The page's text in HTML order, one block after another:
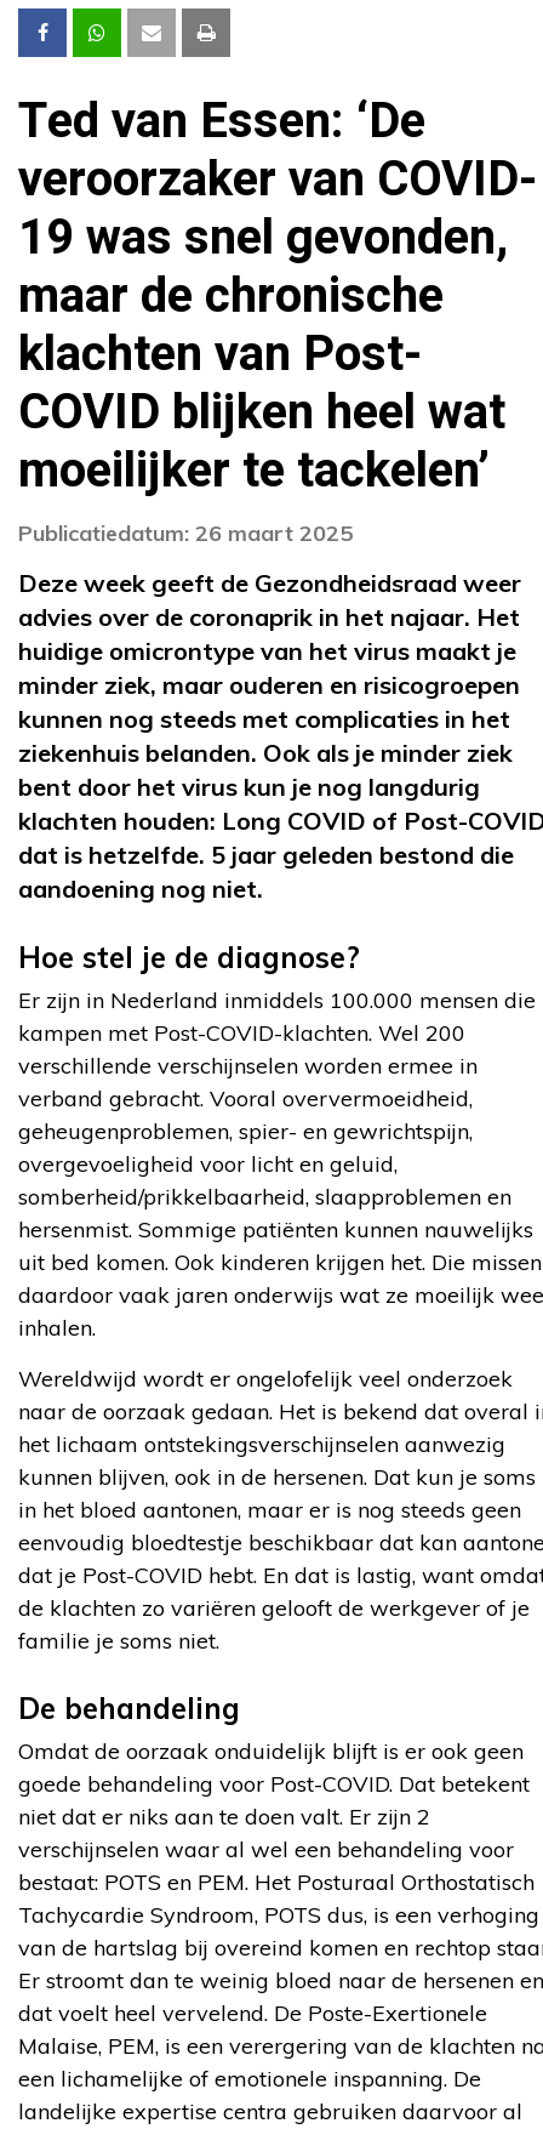
Ted van Essen: ‘De
veroorzaker van COVID-
19 was snel gevonden,
maar de chronische
klachten van Post-
COVID blijken heel wat
moeilijker te tackelen’
Publicatiedatum: 26 maart 2025
Deze week geeft de Gezondheidsraad weer
advies over de coronaprik in het najaar. Het
huidige omicrontype van het virus maakt je
minder ziek, maar ouderen en risicogroepen
kunnen nog steeds met complicaties in het
ziekenhuis belanden. Ook als je minder ziek
bent door het virus kun je nog langdurig
klachten houden: Long COVID of Post-
dat is hetzelfde. 5 jaar geleden bestond die
aandoening nog niet.
Hoe stel je de diagnose?
Er zijn in Nederland inmiddels 100.000 mensen die
kampen met Post-COVID-klachten. Wel 200
verschillende verschijnselen worden ermee in
verband gebracht. Vooral oververmoeidheid,
geheugenproblemen, spier- en gewrichtspijn,
overgevoeligheid voor licht en geluid,
somberheid/prikkelbaarheid, slaapproblemen en
hersenmist. Sommige patiënten kunnen nauwelijks
uit bed komen. Ook kinderen krijgen het. Die missen
daardoor vaak jaren onderwijs wat ze moeilijk
inhalen.
Wereldwijd wordt er ongelofelijk veel onderzoek
naar de oorzaak gedaan. Het is bekend dat overal
het lichaam ontstekingsverschijnselen aanwezig
kunnen blijven, ook in de hersenen. Dat kun je soms
in het bloed aantonen, maar er is nog steeds geen
eenvoudig bloedtestje beschikbaar dat kan
dat je Post-COVID hebt. En dat is lastig, want
de klachten zo variëren gelooft de werkgever of je
familie je soms niet.
De behandeling
Omdat de oorzaak onduidelijk blijft is er ook geen
goede behandeling voor Post-COVID. Dat betekent
niet dat er niks aan te doen valt. Er zijn 2
verschijnselen waar al wel een behandeling voor
bestaat: POTS en PEM. Het Posturaal Orthostatisch
Tachycardie Syndroom, POTS dus, is een verhoging
van de hartslag bij overeind komen en rechtop
Er stroomt dan te weinig bloed naar de hersenen en
dat voelt heel vervelend. De Poste-Exertionele
Malaise, PEM, is een verergering van de klachten
een lichamelijke of emotionele inspanning. De
landelijke expertise centra gebruiken daarvoor al